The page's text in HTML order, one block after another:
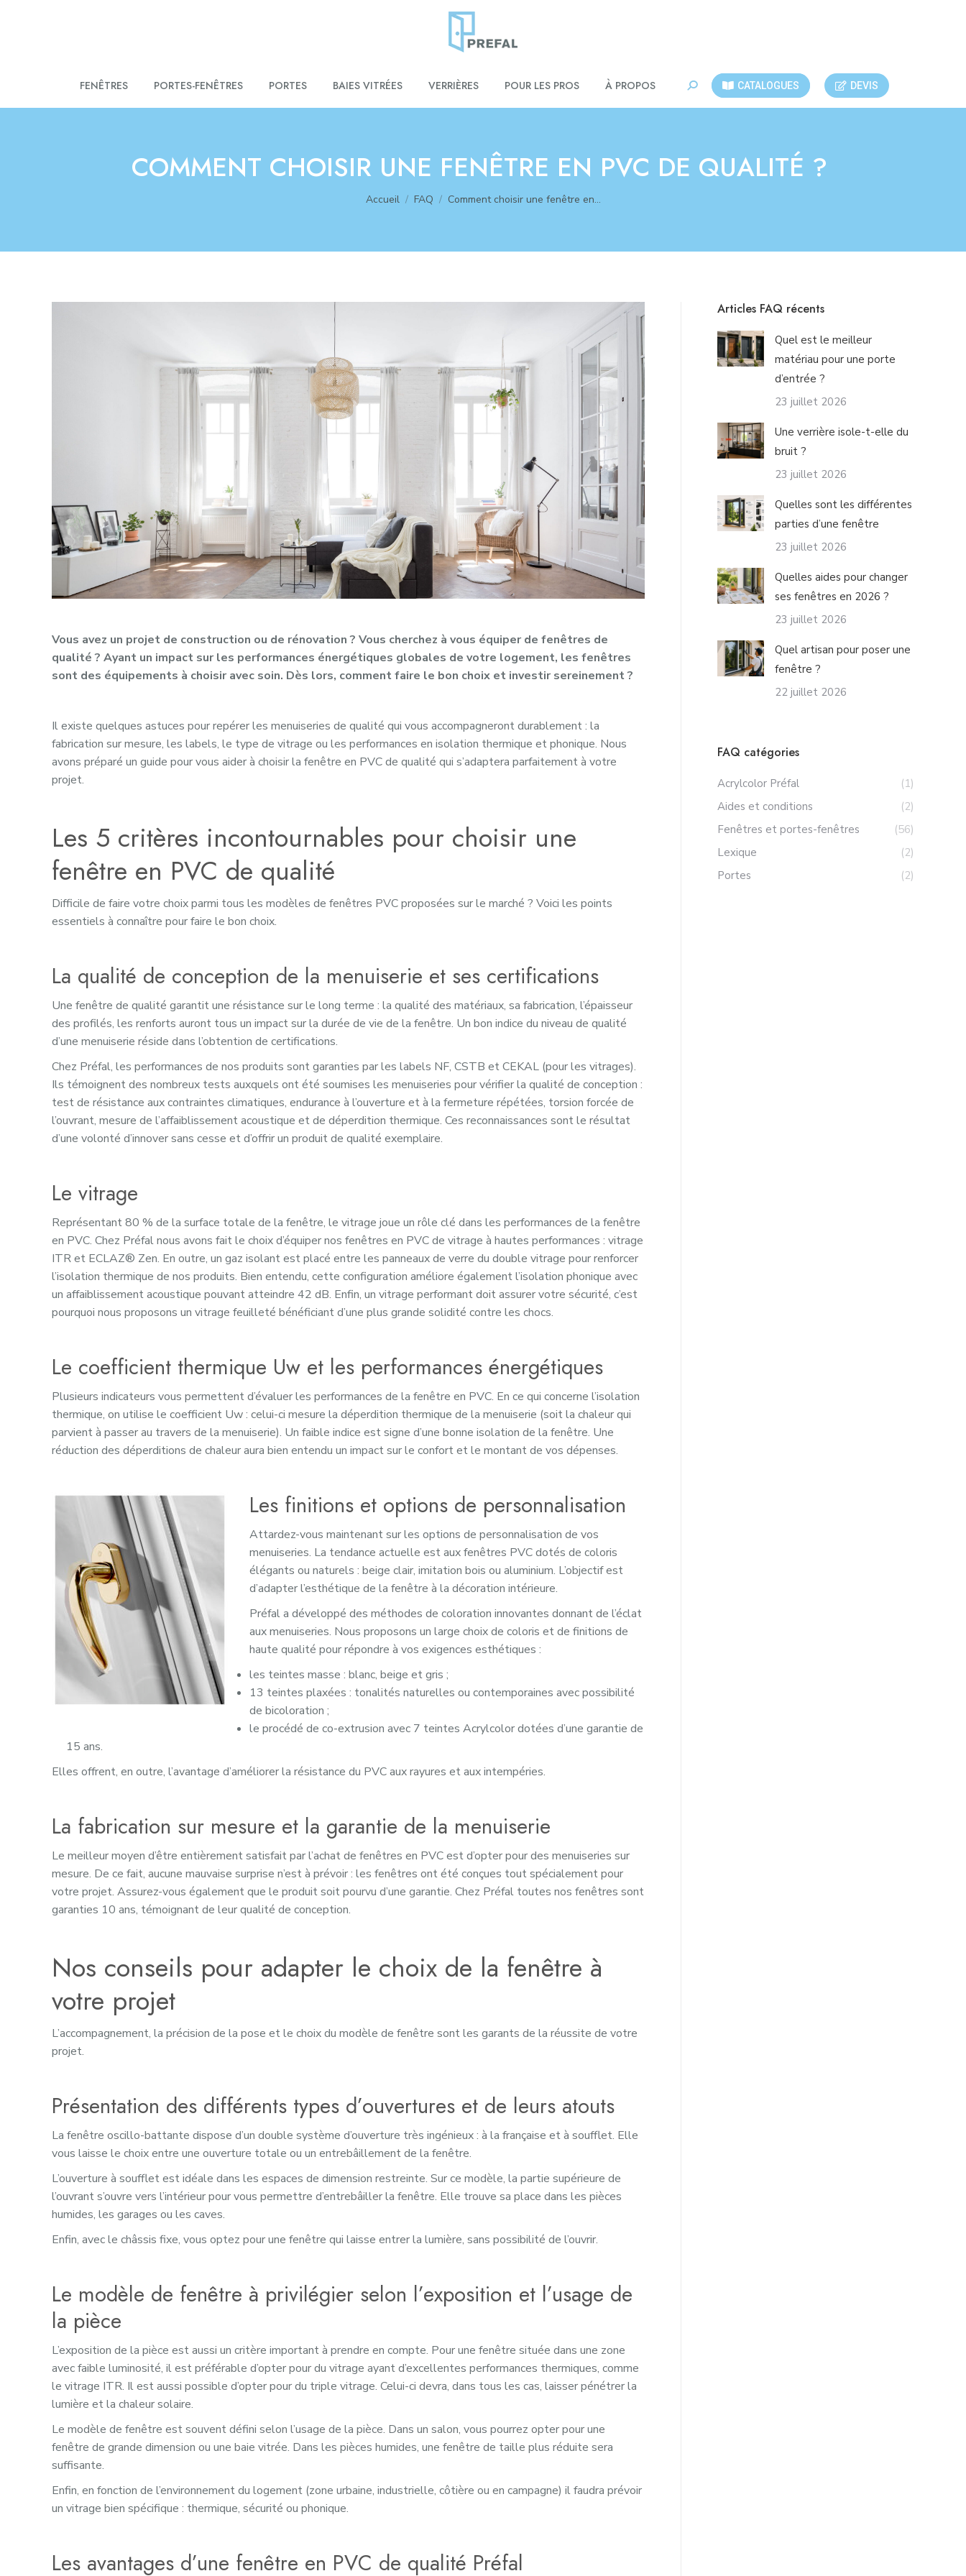
FENÊTRES PORTES-FENÊTRES PORTES BAIES VITRÉES VERRIÈRES POUR LES PROS À PROPOS
Recherche
:
CATALOGUES DEVIS
COMMENT CHOISIR UNE FENÊTRE EN PVC DE QUALITÉ ?
Vous êtes ici :
Accueil FAQ Comment choisir une fenêtre en…
Vous avez un projet de construction ou de rénovation ? Vous cherchez à vous équiper de fenêtres de
qualité ? Ayant un impact sur les performances énergétiques globales de votre logement, les fenêtres
sont des équipements à choisir avec soin. Dès lors, comment faire le bon choix et investir sereinement ?
Il existe quelques astuces pour repérer les menuiseries de qualité qui vous accompagneront durablement : la
fabrication sur mesure, les labels, le type de vitrage ou les performances en isolation thermique et phonique. Nous
avons préparé un guide pour vous aider à choisir la fenêtre en PVC de qualité qui s’adaptera parfaitement à votre
projet.
Les 5 critères incontournables pour choisir une
fenêtre en PVC de qualité
Difficile de faire votre choix parmi tous les modèles de fenêtres PVC proposées sur le marché ? Voici les points
essentiels à connaître pour faire le bon choix.
La qualité de conception de la menuiserie et ses certifications
Une fenêtre de qualité garantit une résistance sur le long terme : la qualité des matériaux, sa fabrication, l’épaisseur
des profilés, les renforts auront tous un impact sur la durée de vie de la fenêtre. Un bon indice du niveau de qualité
d’une menuiserie réside dans l’obtention de certifications.
Chez Préfal, les performances de nos produits sont garanties par les labels NF, CSTB et CEKAL (pour les vitrages).
Ils témoignent des nombreux tests auxquels ont été soumises les menuiseries pour vérifier la qualité de conception :
test de résistance aux contraintes climatiques, endurance à l’ouverture et à la fermeture répétées, torsion forcée de
l’ouvrant, mesure de l’affaiblissement acoustique et de déperdition thermique. Ces reconnaissances sont le résultat
d’une volonté d’innover sans cesse et d’offrir un produit de qualité exemplaire.
Le vitrage
Représentant 80 % de la surface totale de la fenêtre, le vitrage joue un rôle clé dans les performances de la fenêtre
en PVC. Chez Préfal nous avons fait le choix d’équiper nos fenêtres en PVC de vitrage à hautes performances : vitrage
ITR et ECLAZ® Zen. En outre, un gaz isolant est placé entre les panneaux de verre du double vitrage pour renforcer
l’isolation thermique de nos produits. Bien entendu, cette configuration améliore également l’isolation phonique avec
un affaiblissement acoustique pouvant atteindre 42 dB. Enfin, un vitrage performant doit assurer votre sécurité, c’est
pourquoi nous proposons un vitrage feuilleté bénéficiant d’une plus grande solidité contre les chocs.
Le coefficient thermique Uw et les performances énergétiques
Plusieurs indicateurs vous permettent d’évaluer les performances de la fenêtre en PVC. En ce qui concerne l’isolation
thermique, on utilise le coefficient Uw : celui-ci mesure la déperdition thermique de la menuiserie (soit la chaleur qui
parvient à passer au travers de la menuiserie). Un faible indice est signe d’une bonne isolation de la fenêtre. Une
réduction des déperditions de chaleur aura bien entendu un impact sur le confort et le montant de vos dépenses.
Les finitions et options de personnalisation
Attardez-vous maintenant sur les options de personnalisation de vos
menuiseries. La tendance actuelle est aux fenêtres PVC dotés de coloris
élégants ou naturels : beige clair, imitation bois ou aluminium. L’objectif est
d’adapter l’esthétique de la fenêtre à la décoration intérieure.
Préfal a développé des méthodes de coloration innovantes donnant de l’éclat
aux menuiseries. Nous proposons un large choix de coloris et de finitions de
haute qualité pour répondre à vos exigences esthétiques :
les teintes masse : blanc, beige et gris ;
13 teintes plaxées : tonalités naturelles ou contemporaines avec possibilité
de bicoloration ;
le procédé de co-extrusion avec 7 teintes Acrylcolor dotées d’une garantie de
15 ans.
Elles offrent, en outre, l’avantage d’améliorer la résistance du PVC aux rayures et aux intempéries.
La fabrication sur mesure et la garantie de la menuiserie
Le meilleur moyen d’être entièrement satisfait par l’achat de fenêtres en PVC est d’opter pour des menuiseries sur
mesure. De ce fait, aucune mauvaise surprise n’est à prévoir : les fenêtres ont été conçues tout spécialement pour
votre projet. Assurez-vous également que le produit soit pourvu d’une garantie. Chez Préfal toutes nos fenêtres sont
garanties 10 ans, témoignant de leur qualité de conception.
Nos conseils pour adapter le choix de la fenêtre à
votre projet
L’accompagnement, la précision de la pose et le choix du modèle de fenêtre sont les garants de la réussite de votre
projet.
Présentation des différents types d’ouvertures et de leurs atouts
La fenêtre oscillo-battante dispose d’un double système d’ouverture très ingénieux : à la française et à soufflet. Elle
vous laisse le choix entre une ouverture totale ou un entrebâillement de la fenêtre.
L’ouverture à soufflet est idéale dans les espaces de dimension restreinte. Sur ce modèle, la partie supérieure de
l’ouvrant s’ouvre vers l’intérieur pour vous permettre d’entrebâiller la fenêtre. Elle trouve sa place dans les pièces
humides, les garages ou les caves.
Enfin, avec le châssis fixe, vous optez pour une fenêtre qui laisse entrer la lumière, sans possibilité de l’ouvrir.
Le modèle de fenêtre à privilégier selon l’exposition et l’usage de
la pièce
L’exposition de la pièce est aussi un critère important à prendre en compte. Pour une fenêtre située dans une zone
avec faible luminosité, il est préférable d’opter pour du vitrage ayant d’excellentes performances thermiques, comme
le vitrage ITR. Il est aussi possible d’opter pour du triple vitrage. Celui-ci devra, dans tous les cas, laisser pénétrer la
lumière et la chaleur solaire.
Le modèle de fenêtre est souvent défini selon l’usage de la pièce. Dans un salon, vous pourrez opter pour une
fenêtre de grande dimension ou une baie vitrée. Dans les pièces humides, une fenêtre de taille plus réduite sera
suffisante.
Enfin, en fonction de l’environnement du logement (zone urbaine, industrielle, côtière ou en campagne) il faudra prévoir
un vitrage bien spécifique : thermique, sécurité ou phonique.
Les avantages d’une fenêtre en PVC de qualité Préfal
Articles FAQ récents
Quel est le meilleur
matériau pour une porte
d’entrée ?
23 juillet 2026
Une verrière isole-t-elle du
bruit ?
23 juillet 2026
Quelles sont les différentes
parties d’une fenêtre​
23 juillet 2026
Quelles aides pour changer
ses fenêtres en 2026 ?
23 juillet 2026
Quel artisan pour poser une
fenêtre ?
22 juillet 2026
FAQ catégories
Acrylcolor Préfal
(1)
Aides et conditions
(2)
Fenêtres et portes-fenêtres
(56)
Lexique
(2)
Portes
(2)